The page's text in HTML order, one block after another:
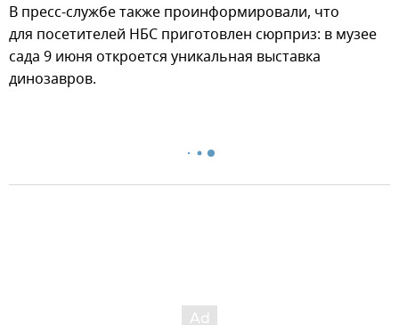
В пресс-службе также проинформировали, что
для посетителей НБС приготовлен сюрприз: в музее
сада 9 июня откроется уникальная выставка
динозавров.